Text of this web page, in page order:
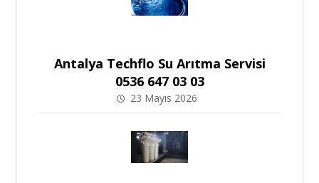
Antalya Techflo Su Arıtma Servisi
0536 647 03 03
23 Mayıs 2026